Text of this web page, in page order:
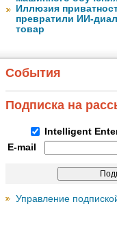
Иллюзия
превратили ИИ-
товар
События
Подписка на
Intelligent
E-mail
Управление